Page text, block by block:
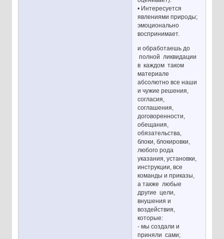
• Интересуется
явлениями природы;
эмоционально
воспринимает.
и обработаешь до
полной ликвидации
в каждом таком
материале
абсолютно все наши
и чужие решения,
согласия,
соглашения,
договоренности,
обещания,
обязательства,
блоки, блокировки,
любого рода
указания, установки,
инструкции, все
команды и приказы,
а также любые
другие цели,
внушения и
воздействия,
которые:
- мы создали и
приняли сами;